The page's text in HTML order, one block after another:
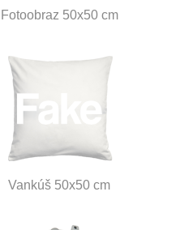
Fotoobraz 50x50 cm
Vankúš 50x50 cm